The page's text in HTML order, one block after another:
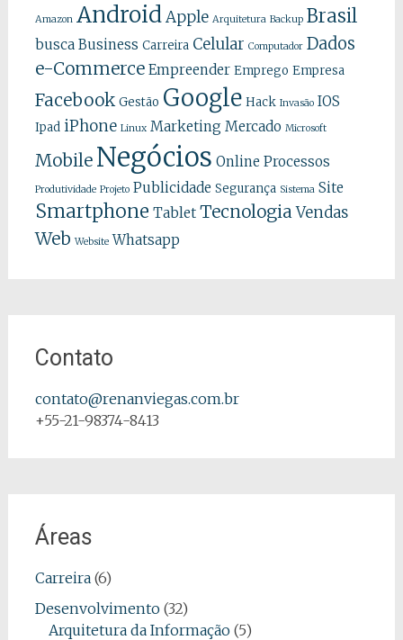
Amazon AndroidApple Arquitetura Backup Brasil
busca Business Carreira Celular Computador Dados
e-Commerce Empreender Emprego Empresa
Facebook Gestão Google Hack Invasão IOS
Ipad iPhone Linux Marketing Mercado Microsoft
Mobile Negócios Online Processos
Produtividade Projeto Publicidade Segurança Sistema Site
Smartphone Tablet TecnologiaVendas
Web Website Whatsapp
Contato
contato@renanviegas.com.br
+55-21-98374-8413
Áreas
Carreira(6)
Desenvolvimento(32)
Arquitetura da Informação(5)